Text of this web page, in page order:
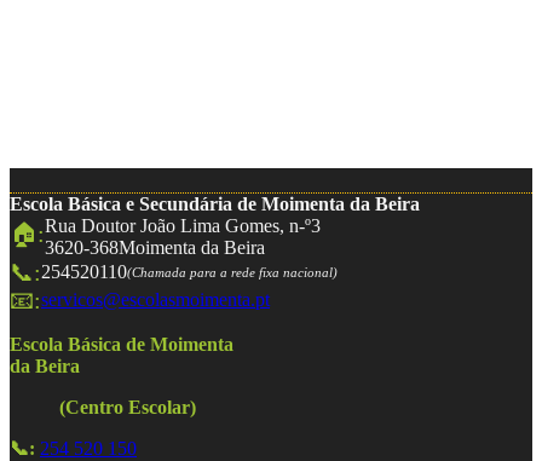
Escola Básica e Secundária de Moimenta da Beira
🏠:Rua Doutor João Lima Gomes, n-º3
3620-368Moimenta da Beira
📞:254520110(Chamada para a rede fixa nacional)
📧:servicos@escolasmoimenta.pt
Escola Básica de Moimenta
da Beira
(Centro Escolar)
📞: 254 520 150